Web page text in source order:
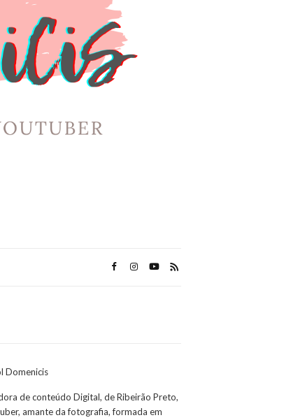
Domenicis
de conteúdo Digital, de Ribeirão Preto,
amante da fotografia, formada em